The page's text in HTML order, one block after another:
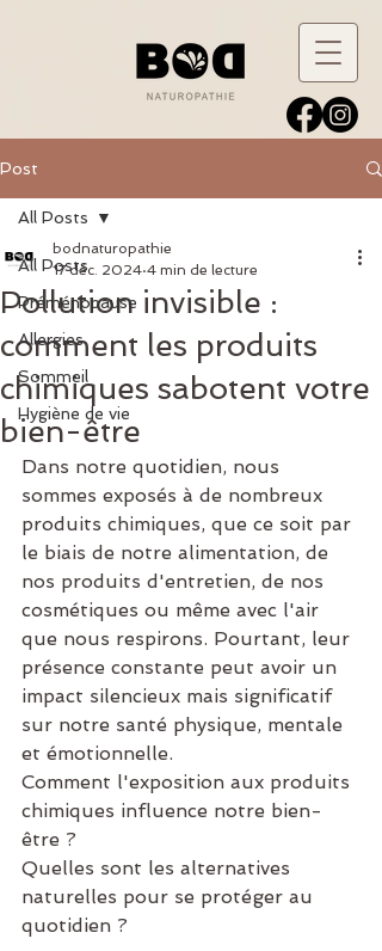
Post
All Posts
Préménopause
Allergies
Sommeil
Hygiène de vie
All Posts
Pollution invisible :
comment les produits
chimiques sabotent votre
bien-être
bodnaturopathie
17 déc. 2024 4 min de lecture
Dans notre quotidien, nous
sommes exposés à de nombreux
produits chimiques, que ce soit par
le biais de notre alimentation, de
nos produits d'entretien, de nos
cosmétiques ou même avec l'air
que nous respirons. Pourtant, leur
présence constante peut avoir un
impact silencieux mais significatif
sur notre santé physique, mentale
et émotionnelle.
Comment l'exposition aux produits
chimiques influence notre bien-
être ?
Quelles sont les alternatives
naturelles pour se protéger au
quotidien ?